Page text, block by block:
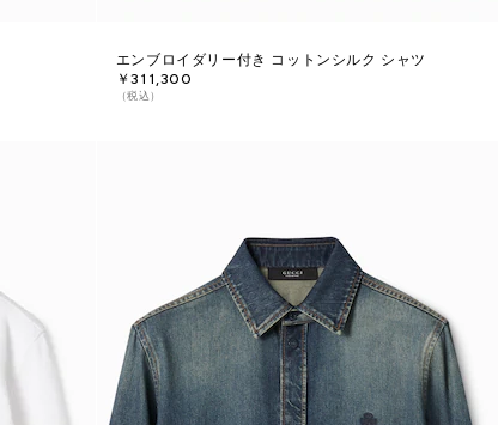
エンブロイダリー付き コットンシルク シャツ
￥311,300
（税込）